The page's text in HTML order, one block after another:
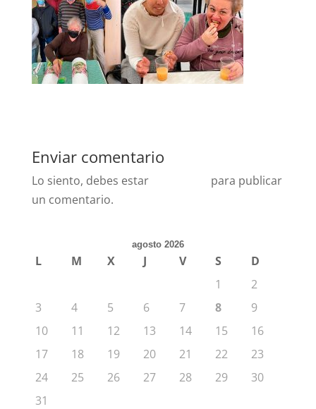
Enviar comentario
Lo siento, debes estar
para publicar
un comentario.
agosto 2026
L M X J V S
D
1
2
3
4 5 6 7 8
9
10
11 12 13 14 15
16
17
18 19 20 21 22
23
24
25 26 27 28 29
30
31